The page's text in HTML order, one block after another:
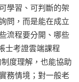
學習、可判斷的架
問，而是能在成立
流程要分開、哪些
士考證雲端課程
度理解，也能協助
務情境；對一般老